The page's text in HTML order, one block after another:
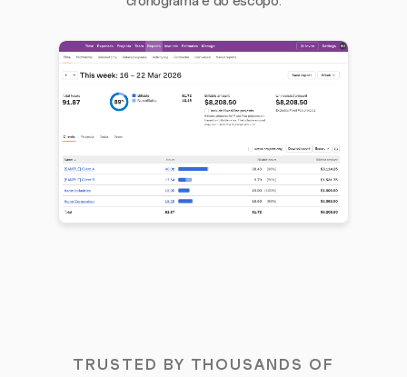
TRUSTED BY THOUSANDS OF